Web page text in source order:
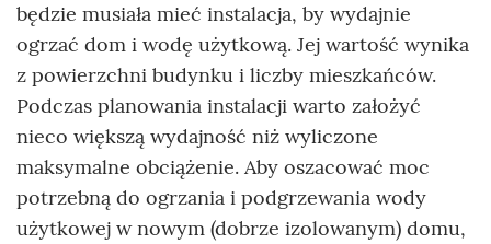
będzie musiała mieć instalacja, by wydajnie
ogrzać dom i wodę użytkową. Jej wartość wynika
z powierzchni budynku i liczby mieszkańców.
Podczas planowania instalacji warto założyć
nieco większą wydajność niż wyliczone
maksymalne obciążenie. Aby oszacować moc
potrzebną do ogrzania i podgrzewania wody
użytkowej w nowym (dobrze izolowanym) domu,